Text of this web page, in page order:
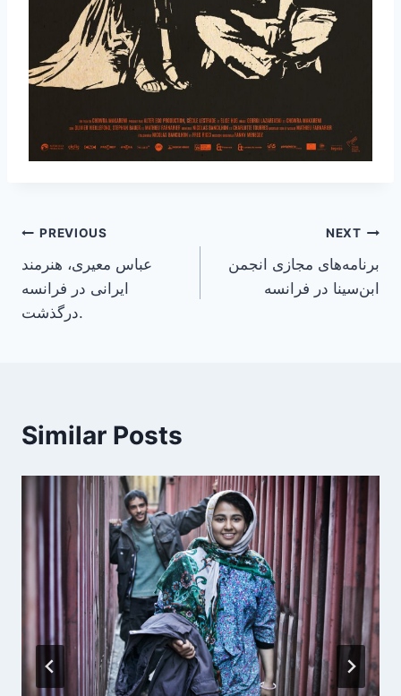
Post
navigation
PREVIOUS
عباس معیری، هنرمند
ایرانی در فرانسه
درگذشت.
NEXT
برنامه‌های مجازی انجمن
ابن‌سینا در فرانسه
Similar Posts